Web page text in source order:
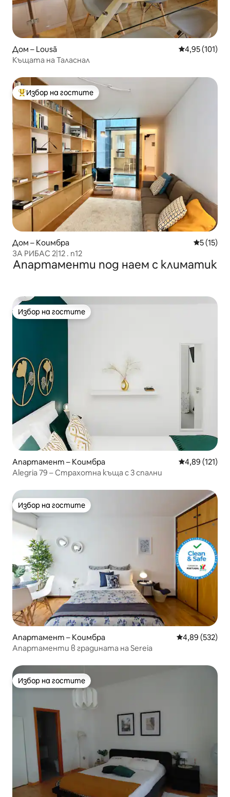
Дом – Lousã Средна
4,95 (101)
Къщата на Таласнал
Най-популярен избор на гостите
Избор на гостите
Дом – Коимбра Средна
5 (15)
ЗА РИБАС 2|12 . n12
Апартаменти под наем с климатик
Избор на гостите
Избор на гостите
Апартамент – Коимбра Средна
4,89 (121)
Alegria 79 – Страхотна къща с 3 спални
Избор на гостите
Избор на гостите
Апартамент – Коимбра Средна
4,89 (532)
Апартаменти в градината на Sereia
Избор на гостите
Избор на гостите